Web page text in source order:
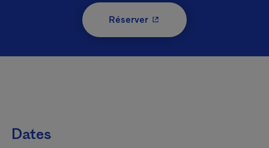
Réserver- Cet hyperlien s'ouvrira
Dates